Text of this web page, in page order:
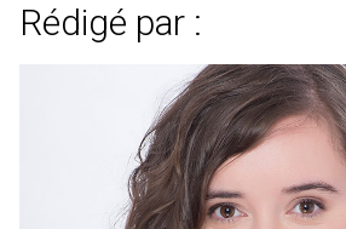
Rédigé par :